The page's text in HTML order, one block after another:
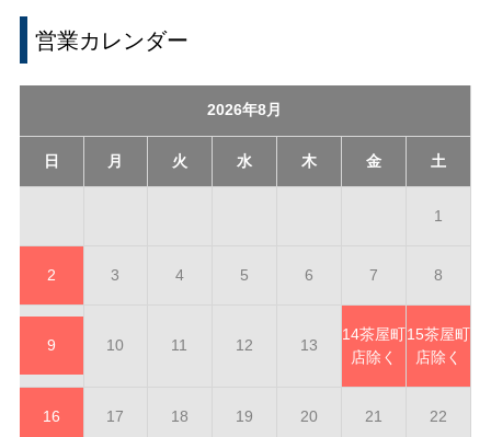
営業カレンダー
2026年8月
日 月 火 水 木 金 土
1
2 3 4 5 6 7 8
9 10 11 12 13
14茶屋町
店除く
15茶屋町
店除く
16 17 18 19 20 21 22